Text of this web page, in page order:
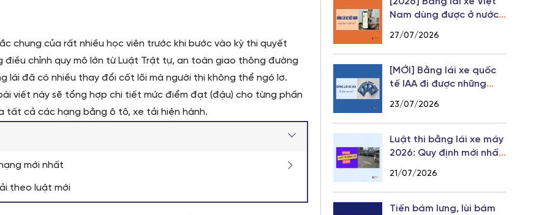
chung của rất nhiều học viên trước khi bước vào kỳ thi quyết
điều chỉnh quy mô lớn từ Luật Trật tự, an toàn giao thông đường
lái đã có nhiều thay đổi cốt lõi mà người thi không thể ngó lơ.
viết này sẽ tổng hợp chi tiết mức điểm đạt (đậu) cho từng phần
tất cả các hạng bằng ô tô, xe tải hiện hành.
mới nhất
theo luật mới
Nam dùng được ở nước
nào?
27/07/2026
[MỚI] Bằng lái xe quốc
tế IAA đi được những
nước nào?
23/07/2026
Luật thi bằng lái xe máy
2026: Quy định mới nhất
từ 01/07
21/07/2026
Tiến bám lưng, lùi bám